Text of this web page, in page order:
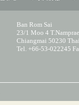
Ban Rom Sai
23/1 Moo 4
Chiangmai 50230
Tel. +66-53-022245